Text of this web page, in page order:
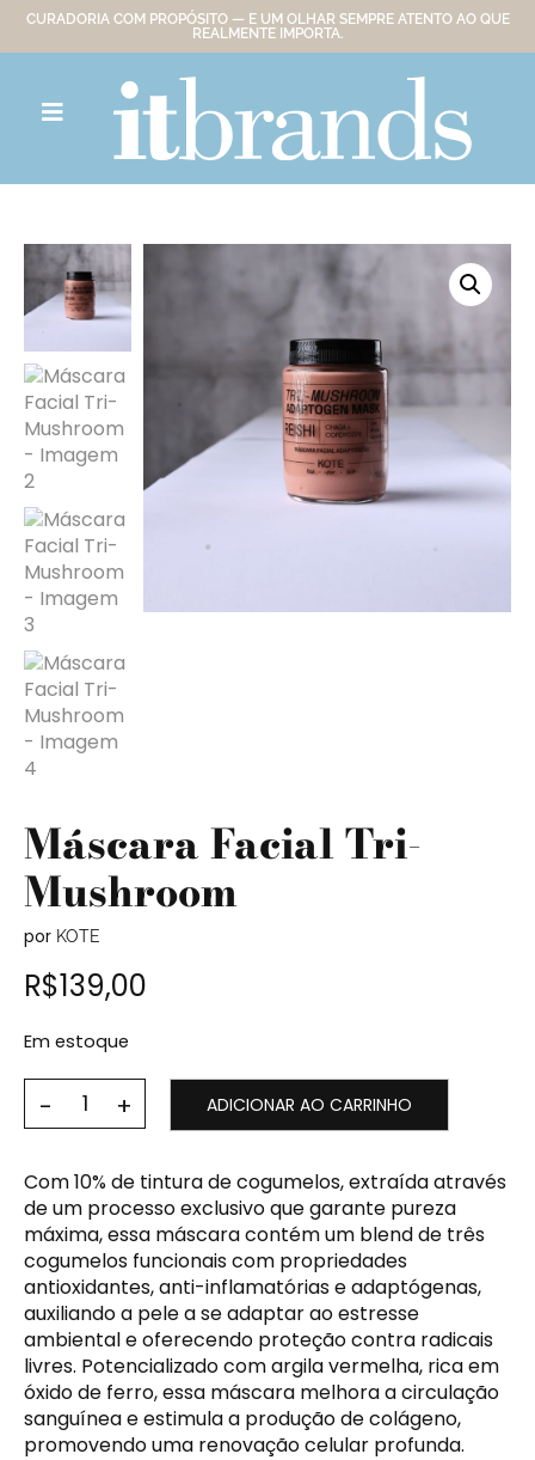
CURADORIA COM PROPÓSITO — E UM OLHAR SEMPRE ATENTO AO QUE
REALMENTE IMPORTA.
Máscara Facial Tri-
Mushroom
por KOTE
R$139,00
Em estoque
ADICIONAR AO CARRINHO
Com 10% de tintura de cogumelos, extraída através
de um processo exclusivo que garante pureza
máxima, essa máscara contém um blend de três
cogumelos funcionais com propriedades
antioxidantes, anti-inflamatórias e adaptógenas,
auxiliando a pele a se adaptar ao estresse
ambiental e oferecendo proteção contra radicais
livres. Potencializado com argila vermelha, rica em
óxido de ferro, essa máscara melhora a circulação
sanguínea e estimula a produção de colágeno,
promovendo uma renovação celular profunda.